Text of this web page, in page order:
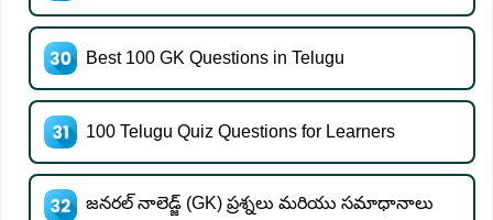
Best 100 GK Questions in Telugu
100 Telugu Quiz Questions for Learners
జనరల్ నాలెడ్జ్ (GK) ప్రశ్నలు మరియు సమాధానాలు